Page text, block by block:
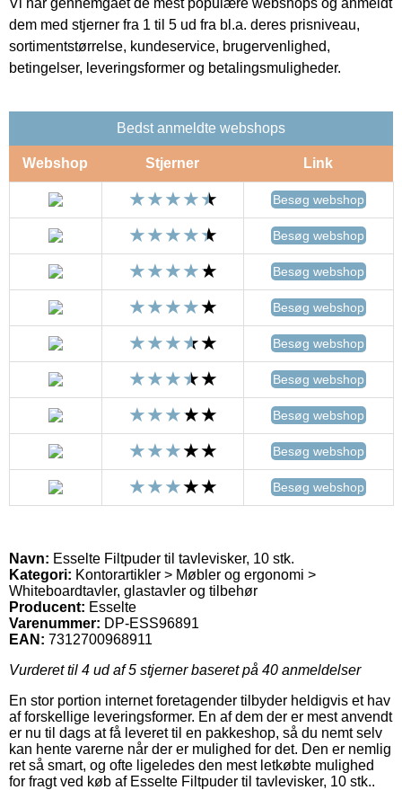
dem med stjerner fra 1 til 5 ud fra bl.a. deres prisniveau,
sortimentstørrelse, kundeservice, brugervenlighed,
betingelser, leveringsformer og betalingsmuligheder.
Bedst anmeldte webshops
Webshop Stjerner Link
Besøg webshop
Besøg webshop
Besøg webshop
Besøg webshop
Besøg webshop
Besøg webshop
Besøg webshop
Besøg webshop
Besøg webshop
Navn: Esselte Filtpuder til tavlevisker, 10 stk.
Kategori: Kontorartikler > Møbler og ergonomi >
Whiteboardtavler, glastavler og tilbehør
Producent: Esselte
Varenummer: DP-ESS96891
EAN: 7312700968911
Vurderet til 4 ud af 5 stjerner baseret på 40 anmeldelser
En stor portion internet foretagender tilbyder heldigvis et hav
af forskellige leveringsformer. En af dem der er mest anvendt
er nu til dags at få leveret til en pakkeshop, så du nemt selv
kan hente varerne når der er mulighed for det. Den er nemlig
ret så smart, og ofte ligeledes den mest letkøbte mulighed
for fragt ved køb af Esselte Filtpuder til tavlevisker, 10 stk..